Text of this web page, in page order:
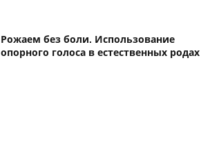
Рожаем без боли. Использование
опорного голоса в естественных родах